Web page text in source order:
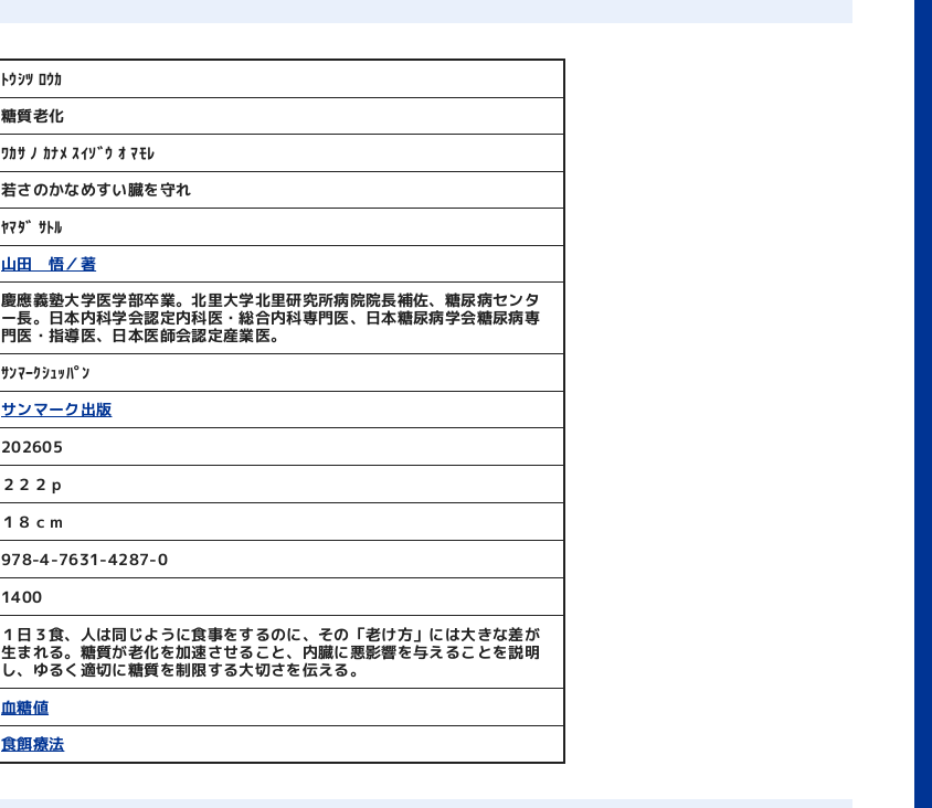
ﾄｳｼﾂ ﾛｳｶ
糖質老化
ﾜｶｻ ﾉ ｶﾅﾒ ｽｲｿﾞｳ ｵ ﾏﾓﾚ
若さのかなめすい臓を守れ
ﾔﾏﾀﾞ ｻﾄﾙ
山田 悟／著
慶應義塾大学医学部卒業。北里大学北里研究所病院院長補佐、糖尿病センタ
ー長。日本内科学会認定内科医・総合内科専門医、日本糖尿病学会糖尿病専
門医・指導医、日本医師会認定産業医。
ｻﾝﾏｰｸｼｭｯﾊﾟﾝ
サンマーク出版
202605
２２２ｐ
１８ｃｍ
978-4-7631-4287-0
1400
１日３食、人は同じように食事をするのに、その「老け方」には大きな差が
生まれる。糖質が老化を加速させること、内臓に悪影響を与えることを説明
し、ゆるく適切に糖質を制限する大切さを伝える。
血糖値
食餌療法